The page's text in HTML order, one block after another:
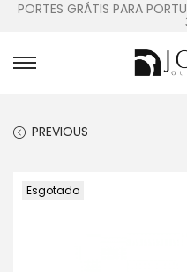
PORTES GRÁTIS PARA
PREVIOUS
Esgotado